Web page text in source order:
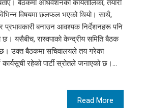
बैठकमा अधिवेशनको कार्यतालिका, तयारी
विषयमा छलफल भएको थियो। साथै,
प्रभावकारी बनाउन आवश्यक निर्देशनहरू पनि
छ। यसैबीच, रास्वपाको केन्द्रीय समिति बैठक
उक्त बैठकमा सचिवालयले तय गरेका
रहेको पार्टी स्रोतले जनाएको छ।…
Read More